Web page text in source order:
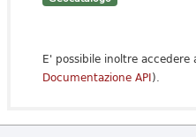
E' possibile inoltre
Documentazione API).